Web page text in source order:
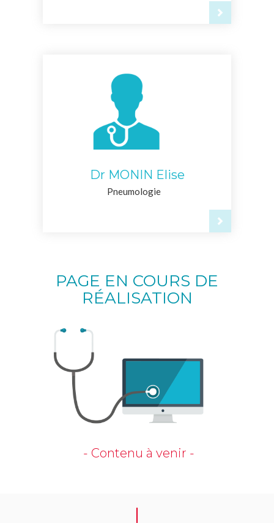
Dr MONIN Elise
Pneumologie
PAGE EN COURS DE
RÉALISATION
- Contenu à venir -